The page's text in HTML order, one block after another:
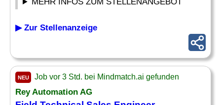
▶ Zur Stellenanzeige
NEU Job vor 3 Std. bei Mindmatch.ai gefunden
Rey Automation AG